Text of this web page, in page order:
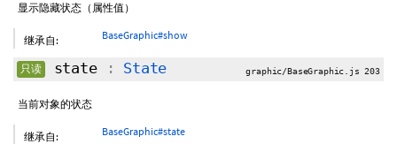
显示隐藏状态（属性值）
继承自: BaseGraphic#show
只读 state: State graphic/BaseGraphic.js 203
当前对象的状态
继承自: BaseGraphic#state